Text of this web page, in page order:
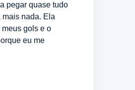
pegar quase tudo
nada. Ela
gols e o
eu me